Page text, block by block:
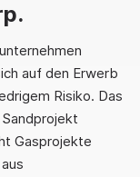
auf den Erwerb
Risiko. Das
Gasprojekte